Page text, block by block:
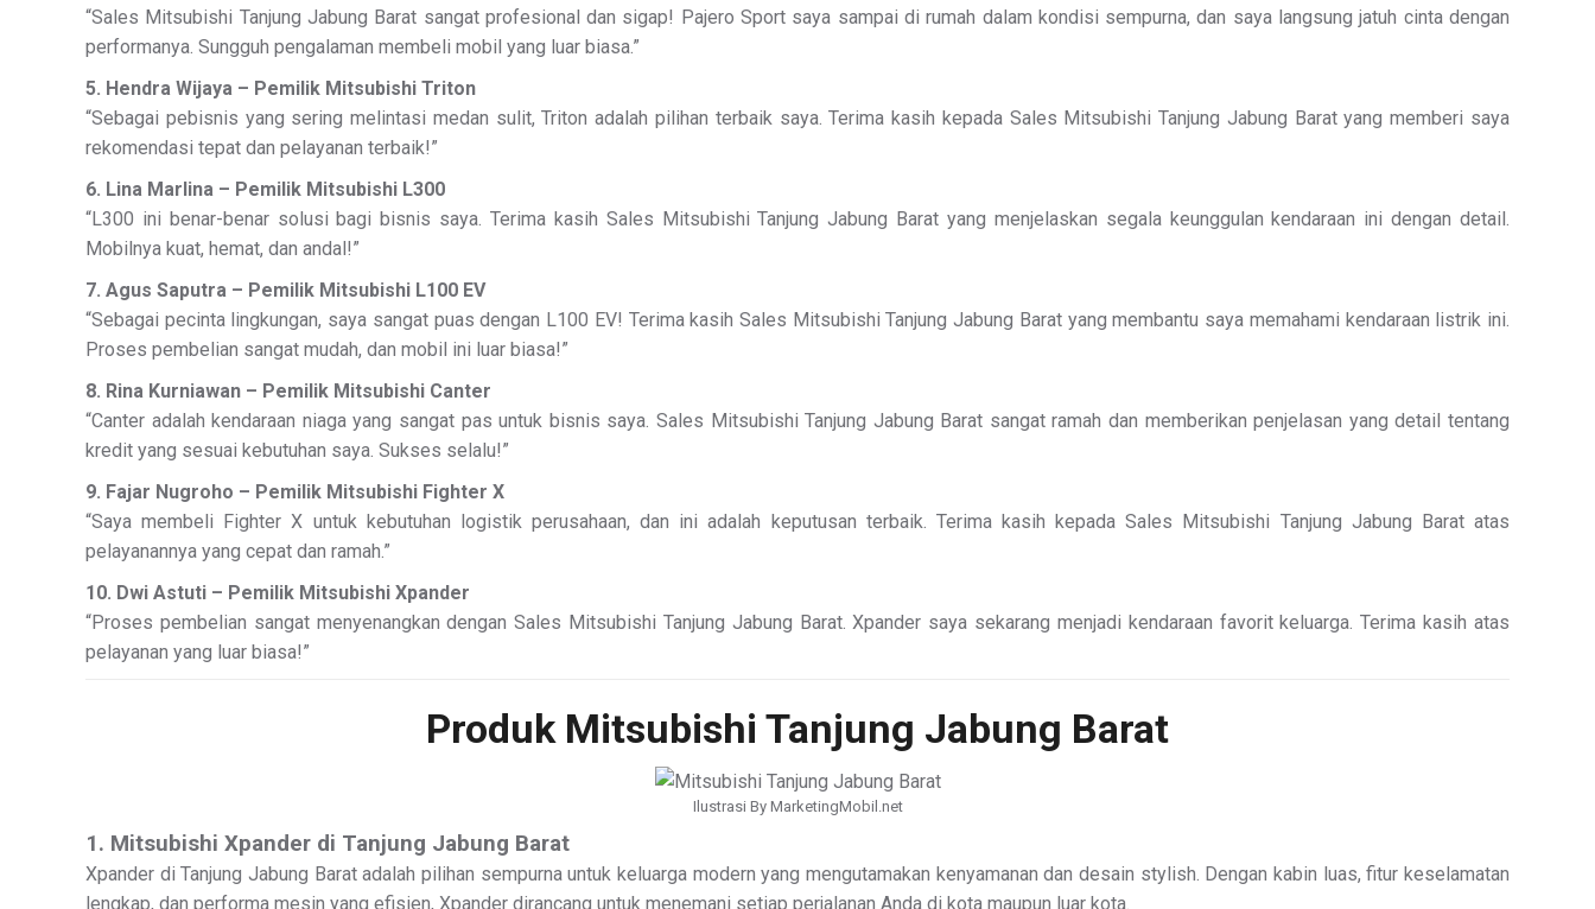
“Sales Mitsubishi Tanjung Jabung Barat sangat profesional dan sigap! Pajero Sport saya sampai di rumah dalam kondisi sempurna, dan saya langsung jatuh cinta dengan
performanya. Sungguh pengalaman membeli mobil yang luar biasa.”
5. Hendra Wijaya – Pemilik Mitsubishi Triton
“Sebagai pebisnis yang sering melintasi medan sulit, Triton adalah pilihan terbaik saya. Terima kasih kepada Sales Mitsubishi Tanjung Jabung Barat yang memberi saya
rekomendasi tepat dan pelayanan terbaik!”
6. Lina Marlina – Pemilik Mitsubishi L300
“L300 ini benar-benar solusi bagi bisnis saya. Terima kasih Sales Mitsubishi Tanjung Jabung Barat yang menjelaskan segala keunggulan kendaraan ini dengan detail.
Mobilnya kuat, hemat, dan andal!”
7. Agus Saputra – Pemilik Mitsubishi L100 EV
“Sebagai pecinta lingkungan, saya sangat puas dengan L100 EV! Terima kasih Sales Mitsubishi Tanjung Jabung Barat yang membantu saya memahami kendaraan listrik ini.
Proses pembelian sangat mudah, dan mobil ini luar biasa!”
8. Rina Kurniawan – Pemilik Mitsubishi Canter
“Canter adalah kendaraan niaga yang sangat pas untuk bisnis saya. Sales Mitsubishi Tanjung Jabung Barat sangat ramah dan memberikan penjelasan yang detail tentang
kredit yang sesuai kebutuhan saya. Sukses selalu!”
9. Fajar Nugroho – Pemilik Mitsubishi Fighter X
“Saya membeli Fighter X untuk kebutuhan logistik perusahaan, dan ini adalah keputusan terbaik. Terima kasih kepada Sales Mitsubishi Tanjung Jabung Barat atas
pelayanannya yang cepat dan ramah.”
10. Dwi Astuti – Pemilik Mitsubishi Xpander
“Proses pembelian sangat menyenangkan dengan Sales Mitsubishi Tanjung Jabung Barat. Xpander saya sekarang menjadi kendaraan favorit keluarga. Terima kasih atas
pelayanan yang luar biasa!”
Produk Mitsubishi Tanjung Jabung Barat
Ilustrasi By MarketingMobil.net
1. Mitsubishi Xpander di Tanjung Jabung Barat
Xpander di Tanjung Jabung Barat adalah pilihan sempurna untuk keluarga modern yang mengutamakan kenyamanan dan desain stylish. Dengan kabin luas, fitur keselamatan
lengkap, dan performa mesin yang efisien, Xpander dirancang untuk menemani setiap perjalanan Anda di kota maupun luar kota.